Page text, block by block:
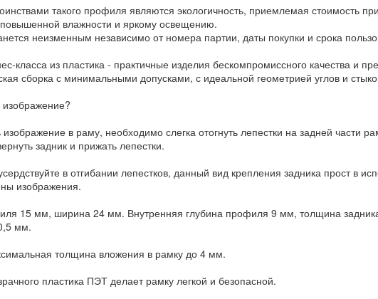
такого профиля являются экологичность, приемлемая стоимость
повышенной влажности и яркому освещению.
неизменным независимо от номера партии, даты покупки и срока
класса из пластика - практичные изделия бескомпромиссного качества и
сборка с минимальными допусками, с идеальной геометрией углов и
изображение?
изображение в раму, необходимо слегка отогнуть лепестки на задней части
задник и прижать лепестки.
в отгибании лепестков, данный вид крепления задника прост в
изображения.
15 мм, ширина 24 мм. Внутренняя глубина профиля 9 мм, толщина
мм.
толщина вложения в рамку до 4 мм.
пластика ПЭТ делает рамку легкой и безопасной.